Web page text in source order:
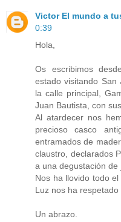
Victor El mundo a
0:39
Hola,
Os escribimos
estado visitando
la calle principal,
Juan Bautista, con
Al atardecer nos
precioso casco
entramados de
claustro, declarados
a una degustación de
Nos ha llovido todo
Luz nos ha
Un abrazo.